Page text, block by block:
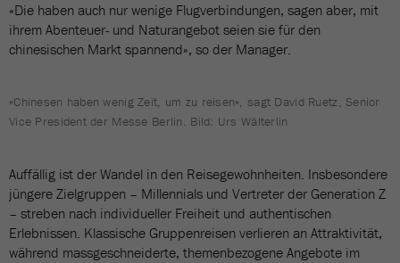
«Die haben auch nur wenige Flugverbindungen, sagen aber, mit
ihrem Abenteuer- und Naturangebot seien sie für den
chinesischen Markt spannend», so der Manager.
«Chinesen haben wenig Zeit, um zu reisen», sagt David Ruetz, Senior
Vice President der Messe Berlin. Bild: Urs Wälterlin
Auffällig ist der Wandel in den Reisegewohnheiten. Insbesondere
jüngere Zielgruppen – Millennials und Vertreter der Generation Z
– streben nach individueller Freiheit und authentischen
Erlebnissen. Klassische Gruppenreisen verlieren an Attraktivität,
während massgeschneiderte, themenbezogene Angebote im